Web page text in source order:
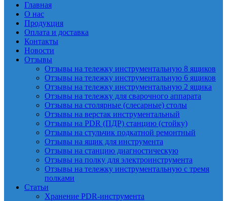
Главная
О нас
Продукция
Оплата и доставка
Контакты
Новости
Отзывы
Отзывы на тележку инструментальную 8 ящиков
Отзывы на тележку инструментальную 6 ящиков
Отзывы на тележку инструментальную 2 ящика
Отзывы на тележку для сварочного аппарата
Отзывы на столярные (слесарные) столы
Отзывы на верстак инструментальный
Отзывы на PDR (ПДР) станцию (стойку)
Отзывы на стульчик подкатной ремонтный
Отзывы на ящик для инструмента
Отзывы на станцию диагностическую
Отзывы на полку для электроинструмента
Отзывы на тележку инструментальную с тремя
полками
Статьи
Хранение PDR-инструмента